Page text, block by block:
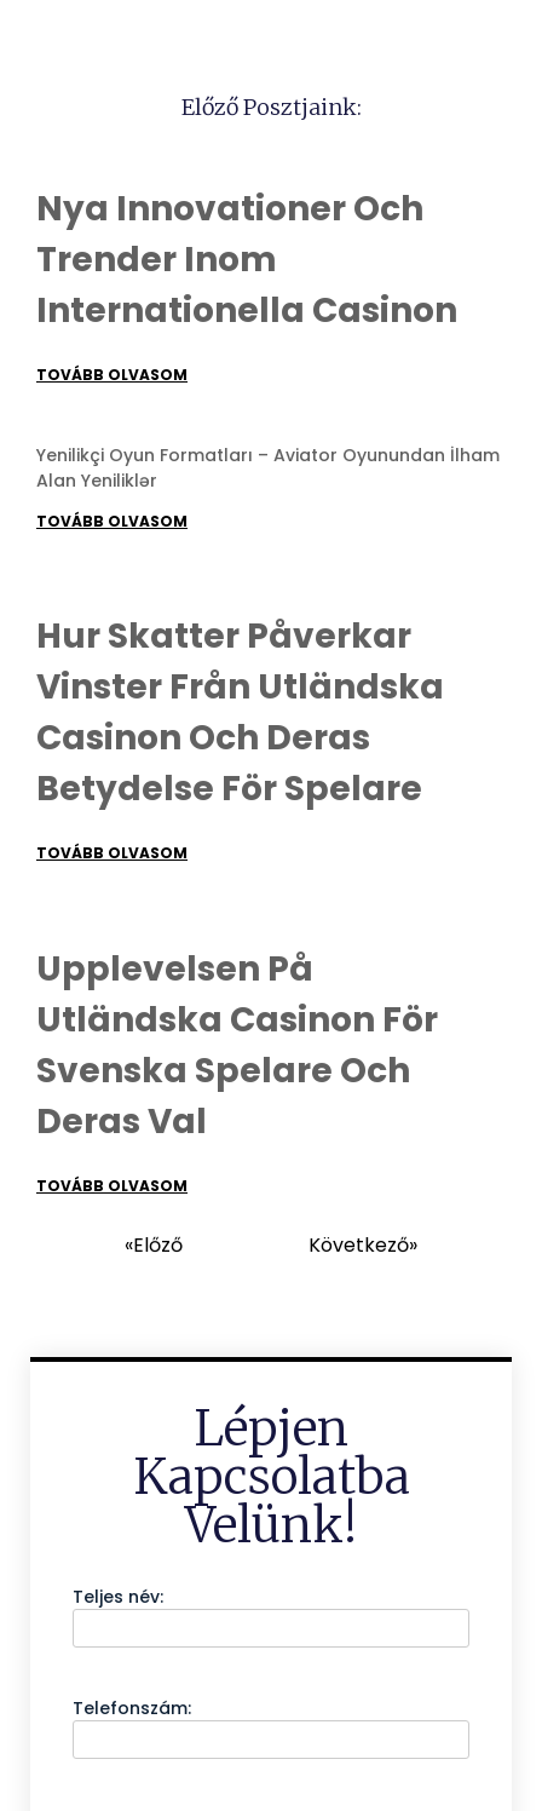
Előző Posztjaink:
Nya Innovationer Och
Trender Inom
Internationella Casinon
TOVÁBB OLVASOM
Yenilikçi Oyun Formatları – Aviator Oyunundan İlham
Alan Yeniliklər
TOVÁBB OLVASOM
Hur Skatter Påverkar
Vinster Från Utländska
Casinon Och Deras
Betydelse För Spelare
TOVÁBB OLVASOM
Upplevelsen På
Utländska Casinon För
Svenska Spelare Och
Deras Val
TOVÁBB OLVASOM
«Előző Következő»
Lépjen
Kapcsolatba
Velünk!
Teljes név:
Telefonszám: